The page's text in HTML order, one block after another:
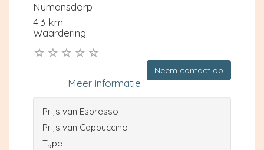
Numansdorp
4.3 km
Waardering:
Neem contact op
Meer informatie
Prijs van Espresso
Prijs van Cappuccino
Type